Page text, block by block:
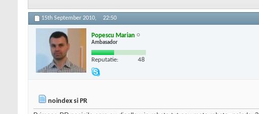
15th September 2010, 22:50
Popescu Marian
Ambasador
Reputatie: 48
noindex si PR